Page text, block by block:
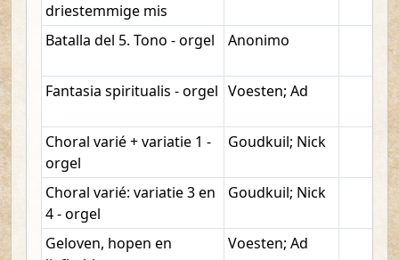
driestemmige mis
Batalla del 5. Tono - orgel Anonimo
Fantasia spiritualis - orgel Voesten; Ad
Choral varié + variatie 1 -
orgel
Goudkuil; Nick
Choral varié: variatie 3 en
4 - orgel
Goudkuil; Nick
Geloven, hopen en
Voesten; Ad